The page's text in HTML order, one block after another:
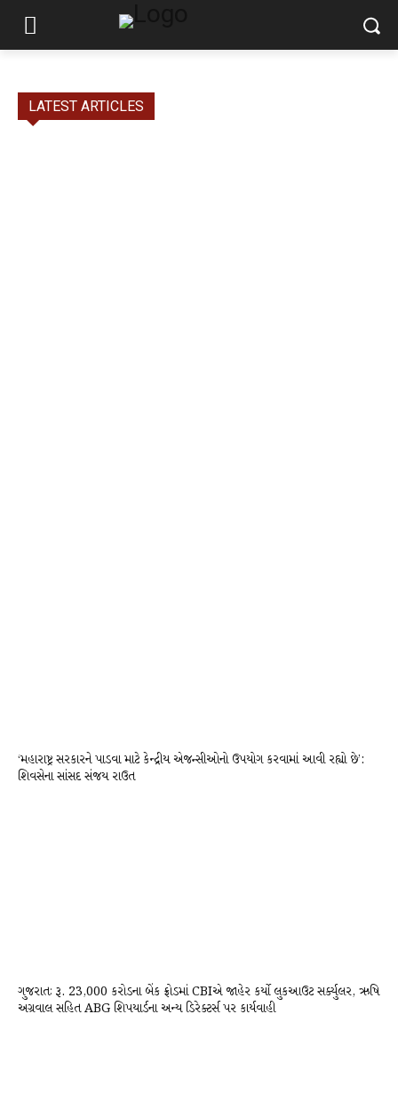
LATEST ARTICLES
‘મહારાષ્ટ્ર સરકારને પાડવા માટે કેન્દ્રીય એજન્સીઓનો ઉપયોગ કરવામાં આવી રહ્યો છે’:
શિવસેના સાંસદ સંજય રાઉત
ગુજરાતઃ રૂ. 23,000 કરોડના બેંક ફ્રોડમાં CBIએ જાહેર કર્યો લુકઆઉટ સર્ક્યુલર, ઋષિ
અગ્રવાલ સહિત ABG શિપયાર્ડના અન્ય ડિરેક્ટર્સ પર કાર્યવાહી